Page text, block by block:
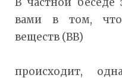
вами в том,
веществ (ВВ)
происходит,